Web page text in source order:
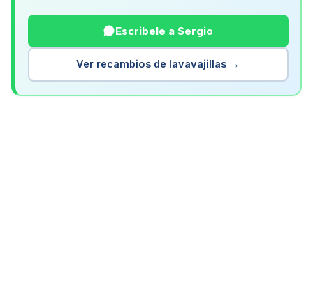
Escribele a Sergio
Ver recambios de lavavajillas →